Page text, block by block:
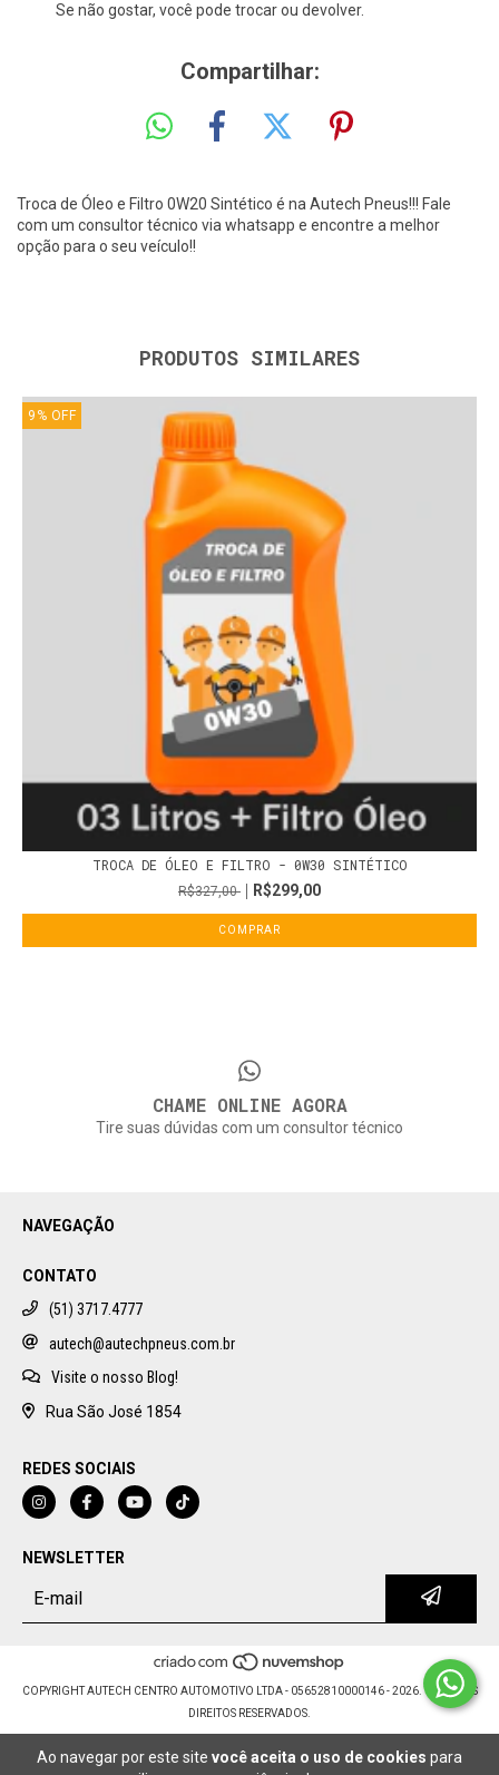
Ao navegar por este site você aceita o uso de cookies para
Se não gostar, você pode trocar ou devolver.
Compartilhar:
Troca de Óleo e Filtro 0W20 Sintético é na Autech Pneus!!! Fale
com um consultor técnico via whatsapp e encontre a melhor
opção para o seu veículo!!
PRODUTOS SIMILARES
9 % OFF
TROCA DE ÓLEO E FILTRO - 0W30 SINTÉTICO
R$327,00 R$299,00
COMPRAR
CHAME ONLINE AGORA
Tire suas dúvidas com um consultor técnico
NAVEGAÇÃO
CONTATO
(51) 3717.4777
autech@autechpneus.com.br
Visite o nosso Blog!
Rua São José 1854
REDES SOCIAIS
NEWSLETTER
COPYRIGHT AUTECH CENTRO AUTOMOTIVO LTDA - 05652810000146 - 2026. TODOS OS
DIREITOS RESERVADOS.